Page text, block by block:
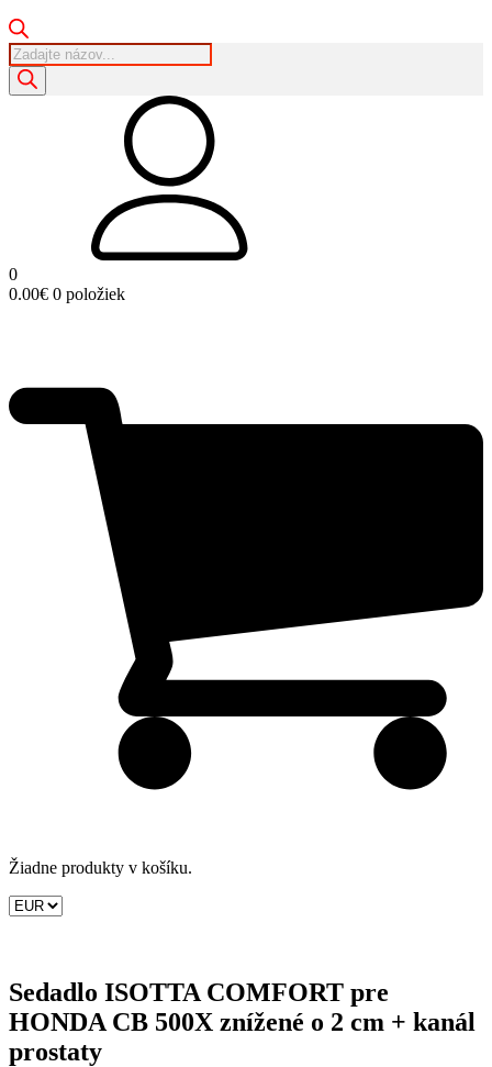
Products
search
0
0.00€ 0 položiek
Žiadne produkty v košíku.
Sedadlo ISOTTA COMFORT pre
HONDA CB 500X znížené o 2 cm + kanál
prostaty